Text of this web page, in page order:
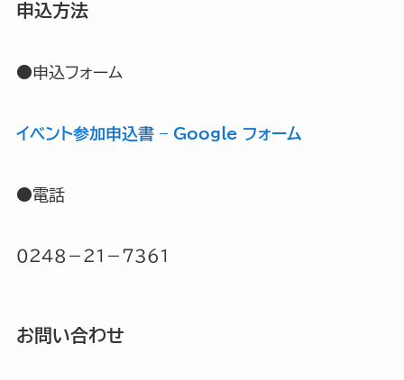
申込方法
●申込フォーム
イベント参加申込書 – Google フォーム
●電話
０２４８－２１－７３６１
お問い合わせ